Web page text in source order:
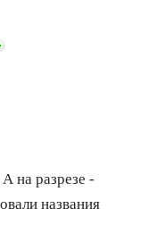
на разрезе -
названия